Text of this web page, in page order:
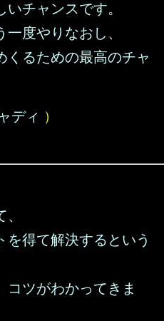
チャンスです。
度やりなおし、
くるための最高のチャ
ディ ）
を得て解決するという
コツがわかってきま